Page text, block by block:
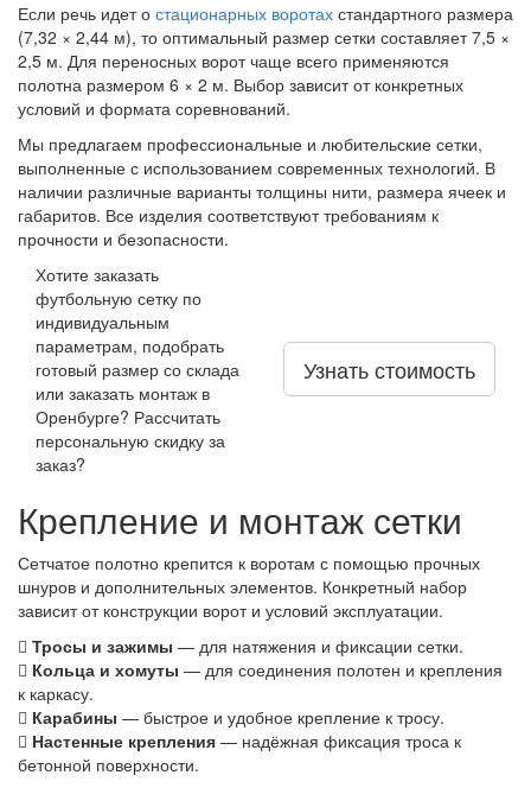
Если речь идет о стационарных воротах стандартного размера
(7,32 × 2,44 м), то оптимальный размер сетки составляет 7,5 ×
2,5 м. Для переносных ворот чаще всего применяются
полотна размером 6 × 2 м. Выбор зависит от конкретных
условий и формата соревнований.
Мы предлагаем профессиональные и любительские сетки,
выполненные с использованием современных технологий. В
наличии различные варианты толщины нити, размера ячеек и
габаритов. Все изделия соответствуют требованиям к
прочности и безопасности.
Хотите заказать
футбольную сетку по
индивидуальным
параметрам, подобрать
готовый размер со склада
или заказать монтаж в
Оренбурге? Рассчитать
персональную скидку за
заказ?
Узнать стоимость
Крепление и монтаж сетки
Сетчатое полотно крепится к воротам с помощью прочных
шнуров и дополнительных элементов. Конкретный набор
зависит от конструкции ворот и условий эксплуатации.
Тросы и зажимы — для натяжения и фиксации сетки.
Кольца и хомуты — для соединения полотен и крепления
к каркасу.
Карабины — быстрое и удобное крепление к тросу.
Настенные крепления — надёжная фиксация троса к
бетонной поверхности.